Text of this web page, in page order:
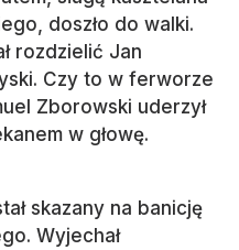
doszło do walki.
rozdzielić Jan
Czy to w ferworze
Zborowski uderzył
w głowę.
skazany na banicję
Wyjechał